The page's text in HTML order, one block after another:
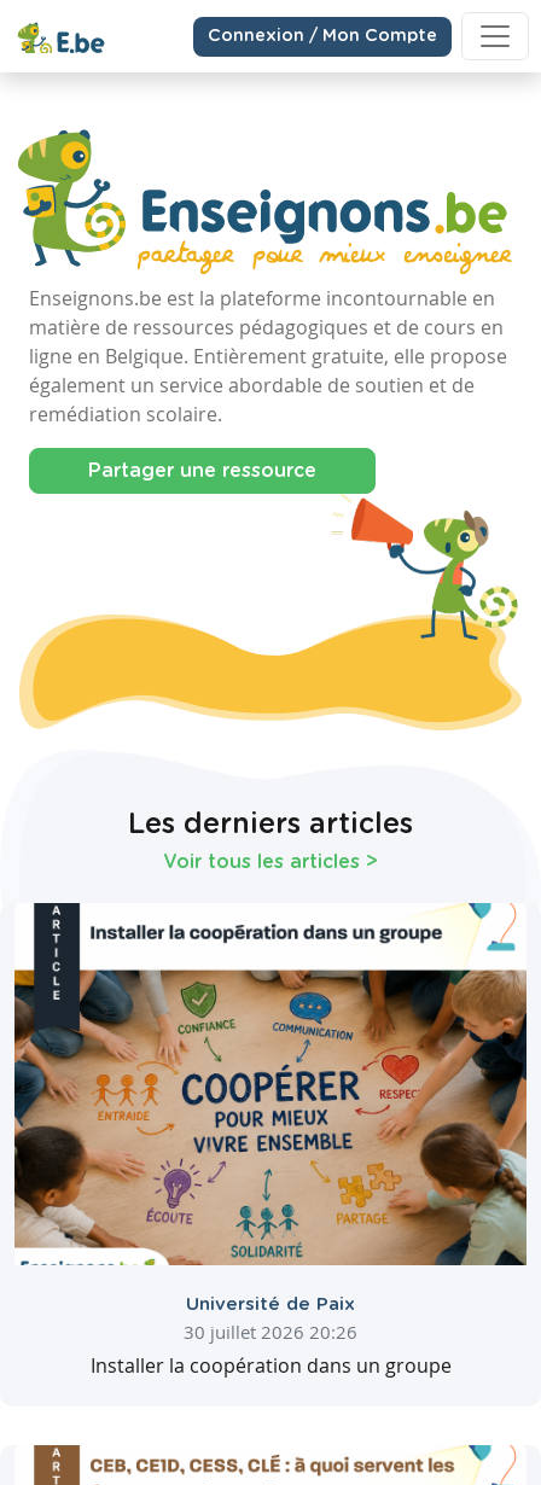
Connexion / Mon Compte
Enseignons.be est la plateforme incontournable en
matière de ressources pédagogiques et de cours en
ligne en Belgique. Entièrement gratuite, elle propose
également un service abordable de soutien et de
remédiation scolaire.
Partager une ressource
Les derniers articles
Voir tous les articles >
Université de Paix
30 juillet 2026 20:26
Installer la coopération dans un groupe